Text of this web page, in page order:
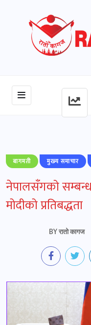
बागमती मुख्‍य समाचार
नेपालसँगको
मोदीको प्रतिबद्धता
BYरातो कागज